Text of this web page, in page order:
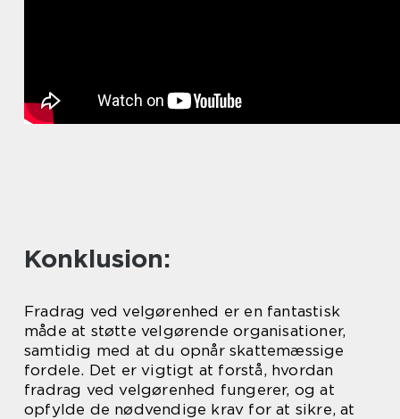
Konklusion:
Fradrag ved velgørenhed er en fantastisk
måde at støtte velgørende organisationer,
samtidig med at du opnår skattemæssige
fordele. Det er vigtigt at forstå, hvordan
fradrag ved velgørenhed fungerer, og at
opfylde de nødvendige krav for at sikre, at